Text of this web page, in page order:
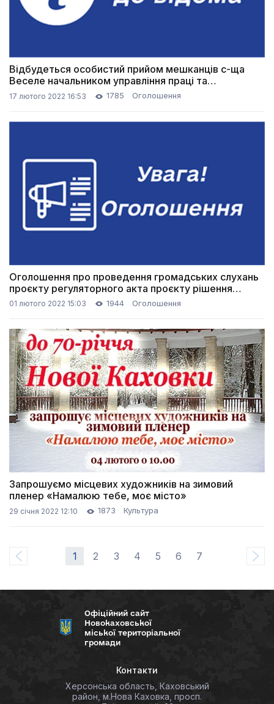
Відбудеться особистий прийом мешканців с-ща
Веселе начальником управління праці та
соціального захисту населення
17 лютого 2022 16:53 1785 Оголошення
Оголошення про проведення громадських слухань
проєкту регуляторного акта проєкту рішення
міської ради
01 лютого 2022 15:03 1944 Оголошення
Запрошуємо місцевих художників на зимовий
пленер «Намалюю тебе, моє місто»
29 січня 2022 12:10 1873 Культура
1 2 3 4 5 6 7
Офіційний сайт
Новокаховської
міської територіальної
громади
Контакти
Херсонська область, Каховський
район, м.Нова Каховка, просп.